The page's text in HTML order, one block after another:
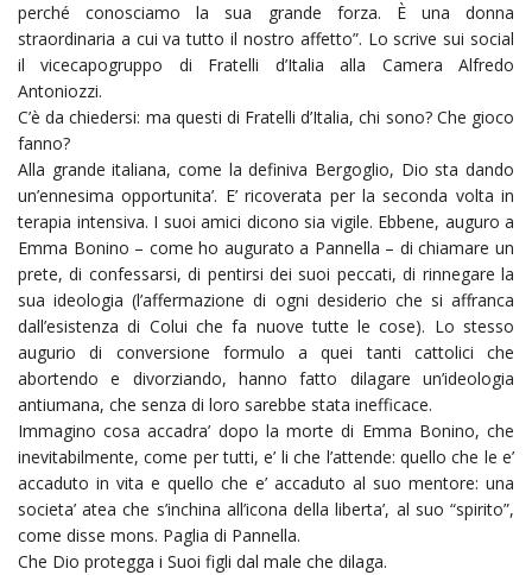
perché conosciamo la sua grande forza. È una donna
straordinaria a cui va tutto il nostro affetto”. Lo scrive sui social
il vicecapogruppo di Fratelli d’Italia alla Camera Alfredo
Antoniozzi.
C’è da chiedersi: ma questi di Fratelli d’Italia, chi sono? Che gioco
fanno?
Alla grande italiana, come la definiva Bergoglio, Dio sta dando
un’ennesima opportunita’. E’ ricoverata per la seconda volta in
terapia intensiva. I suoi amici dicono sia vigile. Ebbene, auguro a
Emma Bonino – come ho augurato a Pannella – di chiamare un
prete, di confessarsi, di pentirsi dei suoi peccati, di rinnegare la
sua ideologia (l’affermazione di ogni desiderio che si affranca
dall’esistenza di Colui che fa nuove tutte le cose). Lo stesso
augurio di conversione formulo a quei tanti cattolici che
abortendo e divorziando, hanno fatto dilagare un’ideologia
antiumana, che senza di loro sarebbe stata inefficace.
Immagino cosa accadra’ dopo la morte di Emma Bonino, che
inevitabilmente, come per tutti, e’ li che l’attende: quello che le e’
accaduto in vita e quello che e’ accaduto al suo mentore: una
societa’ atea che s’inchina all’icona della liberta’, al suo “spirito”,
come disse mons. Paglia di Pannella.
Che Dio protegga i Suoi figli dal male che dilaga.